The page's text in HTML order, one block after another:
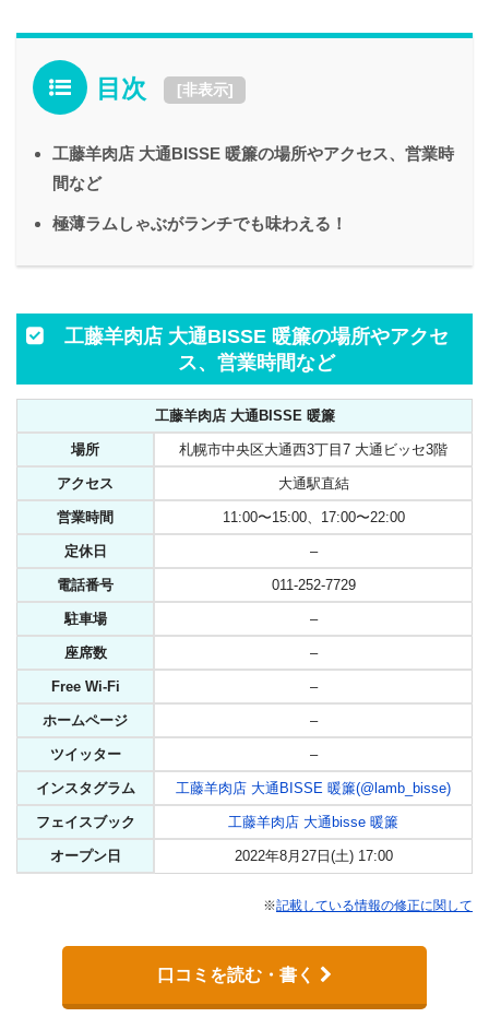
目次 [非表示]
工藤羊肉店 大通BISSE 暖簾の場所やアクセス、営業時
間など
極薄ラムしゃぶがランチでも味わえる！
工藤羊肉店 大通BISSE 暖簾の場所やアクセ
ス、営業時間など
工藤羊肉店 大通BISSE 暖簾
場所 札幌市中央区大通西3丁目7 大通ビッセ3階
アクセス 大通駅直結
営業時間 11:00〜15:00、17:00〜22:00
定休日 –
電話番号 011-252-7729
駐車場 –
座席数 –
Free Wi-Fi –
ホームページ –
ツイッター –
インスタグラム 工藤羊肉店 大通BISSE 暖簾(@lamb_bisse)
フェイスブック 工藤羊肉店 大通bisse 暖簾
オープン日 2022年8月27日(土) 17:00
※記載している情報の修正に関して
口コミを読む・書く